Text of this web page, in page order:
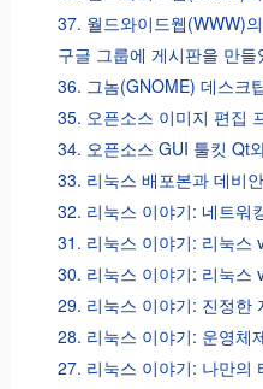
37. 월드와이드웹(WWW)
구글 그룹에 게시판을 만들
36. 그놈(GNOME) 데스크
35. 오픈소스 이미지 편집
34. 오픈소스 GUI 툴킷 Qt
33. 리눅스 배포본과 데비
32. 리눅스 이야기: 네트워
31. 리눅스 이야기: 리눅스
30. 리눅스 이야기: 리눅스
29. 리눅스 이야기: 진정한
28. 리눅스 이야기: 운영체
27. 리눅스 이야기: 나만의